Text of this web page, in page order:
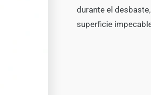
durante el
superficie